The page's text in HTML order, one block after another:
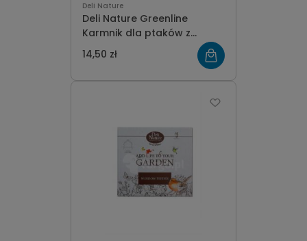
Deli Nature
Deli Nature Greenline
Karmnik dla ptaków z
recyklingu butelki
14,50 zł